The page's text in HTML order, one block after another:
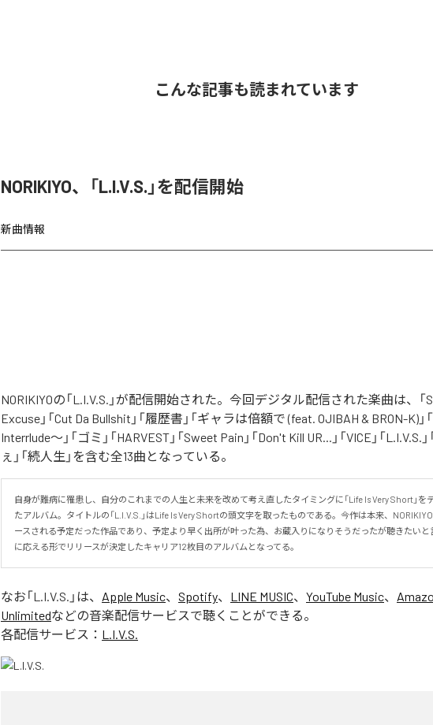
こんな記事も読まれています
NORIKIYO、「L.I.V.S.」を配信開始
新曲情報
NORIKIYOの「L.I.V.S.」が配信開始された。今回デジタル配信された楽曲は、「
Excuse」「Cut Da Bullshit」「履歴書」「ギャラは倍額で (feat. OJIBAH & BRON-K)」
Interrlude～」「ゴミ」「HARVEST」「Sweet Pain」「Don't Kill UR...」「VICE」「L.I.V.S.
ぇ」「続人生」を含む全13曲となっている。
自身が難病に罹患し、自分のこれまでの人生と未来を改めて考え直したタイミングに「Life Is Very Short」を
たアルバム。タイトルの「L.I.V.S.」はLife Is Very Shortの頭文字を取ったものである。今作は本来、
ースされる予定だった作品であり、予定より早く出所が叶った為、お蔵入りになりそうだったが聴きたいと
に応える形でリリースが決定したキャリア12枚目のアルバムとなってる。
なお「L.I.V.S. 」は、 Apple Music、 Spotify、 LINE MUSIC、 YouTube Music、
Unlimitedなどの音楽配信サービスで聴くことができる。
各配信サービス： L.I.V.S.